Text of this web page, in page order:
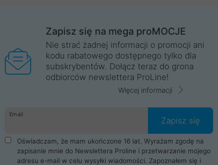
Zapisz się na mega proMOCJE
Nie strać żadnej informacji o promocji ani
kodu rabatowego dostępnego tylko dla
subskrybentów. Dołącz teraz do grona
odbiorców newslettera ProLine!
Więcej informacji
Email
Zapisz się
Oświadczam, że mam ukończone 16 lat. Wyrażam zgodę na
zapisanie mnie do Newslettera Proline i przetwarzanie mojego
adresu e-mail w celu wysyłki wiadomości. Zapoznałem się i